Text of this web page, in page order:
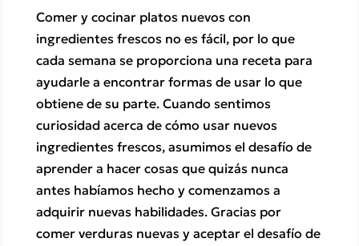
Comer y cocinar platos nuevos con
ingredientes frescos no es fácil, por lo que
cada semana se proporciona una receta para
ayudarle a encontrar formas de usar lo que
obtiene de su parte. Cuando sentimos
curiosidad acerca de cómo usar nuevos
ingredientes frescos, asumimos el desafío de
aprender a hacer cosas que quizás nunca
antes habíamos hecho y comenzamos a
adquirir nuevas habilidades. Gracias por
comer verduras nuevas y aceptar el desafío de